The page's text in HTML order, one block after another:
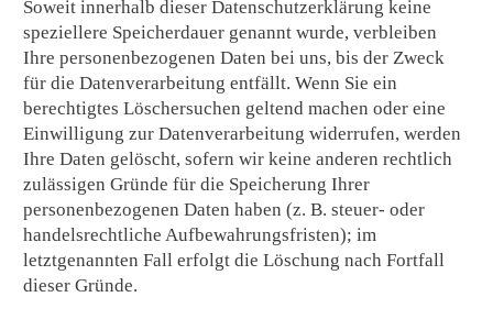
Soweit innerhalb dieser Datenschutzerklärung keine
speziellere Speicherdauer genannt wurde, verbleiben
Ihre personenbezogenen Daten bei uns, bis der Zweck
für die Datenverarbeitung entfällt. Wenn Sie ein
berechtigtes Löschersuchen geltend machen oder eine
Einwilligung zur Datenverarbeitung widerrufen, werden
Ihre Daten gelöscht, sofern wir keine anderen rechtlich
zulässigen Gründe für die Speicherung Ihrer
personenbezogenen Daten haben (z. B. steuer- oder
handelsrechtliche Aufbewahrungsfristen); im
letztgenannten Fall erfolgt die Löschung nach Fortfall
dieser Gründe.